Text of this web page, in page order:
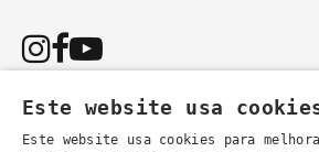
Este website usa
Este website usa cookies para